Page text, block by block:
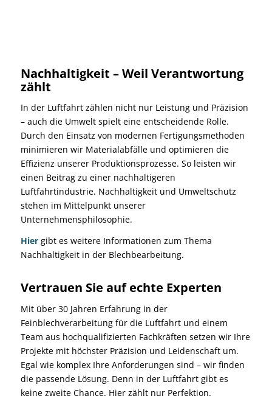
Nachhaltigkeit – Weil Verantwortung
zählt
In der Luftfahrt zählen nicht nur Leistung und Präzision
– auch die Umwelt spielt eine entscheidende Rolle.
Durch den Einsatz von modernen Fertigungsmethoden
minimieren wir Materialabfälle und optimieren die
Effizienz unserer Produktionsprozesse. So leisten wir
einen Beitrag zu einer nachhaltigeren
Luftfahrtindustrie. Nachhaltigkeit und Umweltschutz
stehen im Mittelpunkt unserer
Unternehmensphilosophie.
Hiergibt es weitere Informationen zum Thema
Nachhaltigkeit in der Blechbearbeitung.
Vertrauen Sie auf echte Experten
Mit über 30 Jahren Erfahrung in der
Feinblechverarbeitung für die Luftfahrt und einem
Team aus hochqualifizierten Fachkräften setzen wir Ihre
Projekte mit höchster Präzision und Leidenschaft um.
Egal wie komplex Ihre Anforderungen sind – wir finden
die passende Lösung. Denn in der Luftfahrt gibt es
keine zweite Chance. Hier zählt nur Perfektion.